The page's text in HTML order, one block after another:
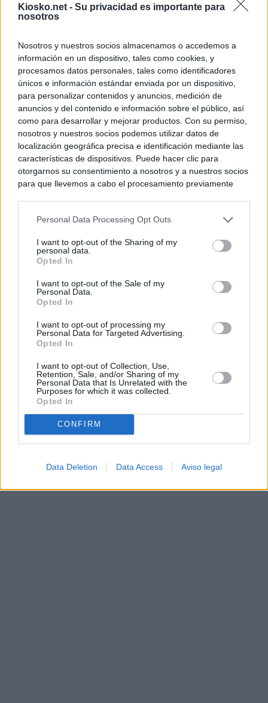
Kiosko.net - Su privacidad es importante para
nosotros
Nosotros y nuestros socios almacenamos o accedemos a
información en un dispositivo, tales como cookies, y
procesamos datos personales, tales como identificadores
únicos e información estándar enviada por un dispositivo,
para personalizar contenidos y anuncios, medición de
anuncios y del contenido e información sobre el público, así
como para desarrollar y mejorar productos. Con su permiso,
nosotros y nuestros socios podemos utilizar datos de
localización geográfica precisa e identificación mediante las
características de dispositivos. Puede hacer clic para
otorgarnos su consentimiento a nosotros y a nuestros socios
para que llevemos a cabo el procesamiento previamente
negar su consentimiento. Tenga en cuenta que algún
de su consentimiento, pero usted tiene el derecho de
rechazar tal procesamiento. Sus preferencias se aplicarán
cualquier momento entrando de nuevo en este sitio web o
visitando nuestra política de privacidad.
Personal Data Processing Opt Outs
I want to opt-out of the Sharing of my
personal data.
Opted In
I want to opt-out of the Sale of my
Personal Data.
Opted In
I want to opt-out of processing my
Personal Data for Targeted Advertising.
Opted In
I want to opt-out of Collection, Use,
Retention, Sale, and/or Sharing of my
Personal Data that Is Unrelated with the
Purposes for which it was collected.
Opted In
CONFIRM
Data Deletion Data Access Aviso legal